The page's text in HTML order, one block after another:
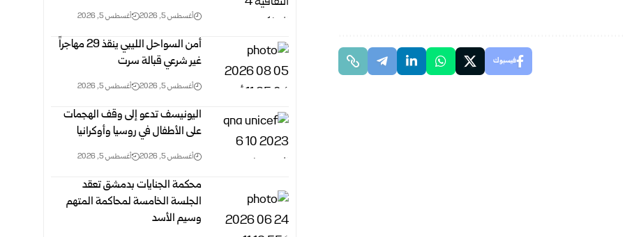
فيسبوك
أغسطس 5, 2026 أغسطس 5, 2026
أمن السواحل الليبي ينقذ 29 مهاجراً
غير شرعي قبالة سرت
أغسطس 5, 2026 أغسطس 5, 2026
اليونيسف تدعو إلى وقف الهجمات
على الأطفال في روسيا وأوكرانيا
أغسطس 5, 2026 أغسطس 5, 2026
محكمة الجنايات بدمشق تعقد
الجلسة الخامسة لمحاكمة المتهم
وسيم الأسد